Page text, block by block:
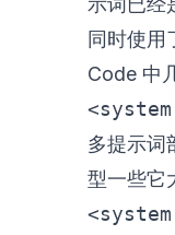
同时使用
Code 中
多提示词
型一些它
<